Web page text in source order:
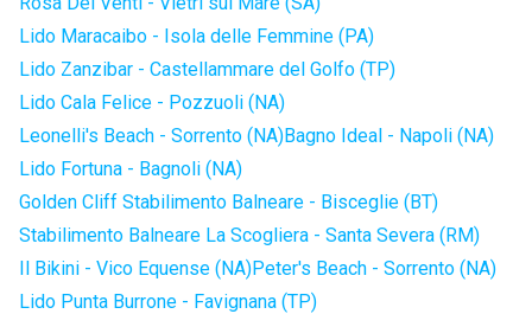
Lido Maracaibo - Isola delle Femmine (PA)
Lido Zanzibar - Castellammare del Golfo (TP)
Lido Cala Felice - Pozzuoli (NA)
Leonelli's Beach - Sorrento (NA)Bagno Ideal - Napoli (NA)
Lido Fortuna - Bagnoli (NA)
Golden Cliff Stabilimento Balneare - Bisceglie (BT)
Stabilimento Balneare La Scogliera - Santa Severa (RM)
Il Bikini - Vico Equense (NA)Peter's Beach - Sorrento (NA)
Lido Punta Burrone - Favignana (TP)